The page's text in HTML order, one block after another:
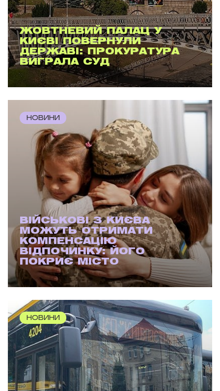
ЖОВТНЕВИЙ ПАЛАЦ У
КИЄВІ ПОВЕРНУЛИ
ДЕРЖАВІ: ПРОКУРАТУРА
ВИГРАЛА СУД
НОВИНИ
ВІЙСЬКОВІ З КИЄВА
МОЖУТЬ ОТРИМАТИ
КОМПЕНСАЦІЮ
ВІДПОЧИНКУ: ЙОГО
ПОКРИЄ МІСТО
НОВИНИ